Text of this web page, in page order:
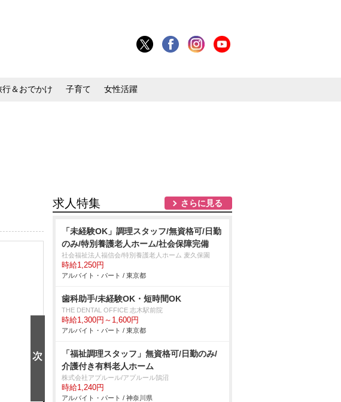
行＆おでかけ 子育て 女性活躍
求人特集 さらに見る
「未経験OK」調理スタッフ/無資格可/日勤
のみ/特別養護老人ホーム/社会保障完備
社会福祉法人福信会/特別養護老人ホーム 麦久保園
時給1,250円
アルバイト・パート / 東京都
歯科助手/未経験OK・短時間OK
THE DENTAL OFFICE 志木駅前院
時給1,300円～1,600円
アルバイト・パート / 東京都
「福祉調理スタッフ」無資格可/日勤のみ/
介護付き有料老人ホーム
株式会社アプルール/アプルール鵠沼
時給1,240円
アルバイト・パート / 神奈川県